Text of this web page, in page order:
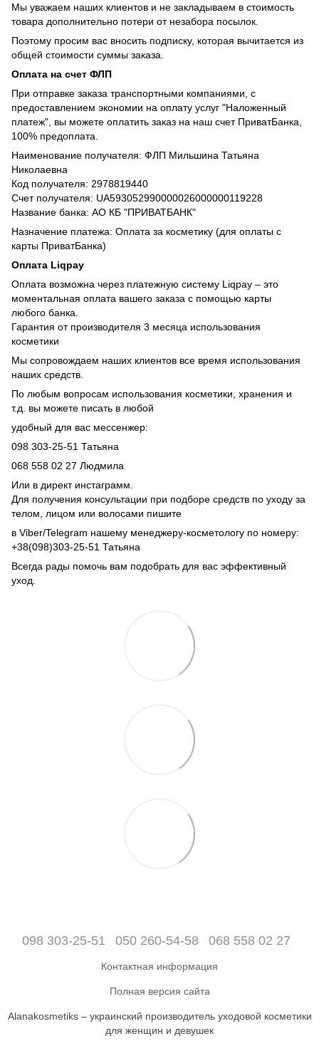
Мы уважаем наших клиентов и не закладываем в стоимость
товара дополнительно потери от незабора посылок.
Поэтому просим вас вносить подписку, которая вычитается из
общей стоимости суммы заказа.
Оплата на счет ФЛП
При отправке заказа транспортными компаниями, с
предоставлением экономии на оплату услуг "Наложенный
платеж", вы можете оплатить заказ на наш счет ПриватБанка,
100% предоплата.
Наименование получателя: ФЛП Мильшина Татьяна
Николаевна
Код получателя: 2978819440
Счет получателя: UA593052990000026000000119228
Название банка: АО КБ "ПРИВАТБАНК"
Назначение платежа: Оплата за косметику (для оплаты с
карты ПриватБанка)
Оплата Liqpay
Оплата возможна через платежную систему Liqpay – это
моментальная оплата вашего заказа с помощью карты
любого банка.
Гарантия от производителя 3 месяца использования
косметики
Мы сопровождаем наших клиентов все время использования
наших средств.
По любым вопросам использования косметики, хранения и
т.д. вы можете писать в любой
удобный для вас мессенжер:
098 303-25-51 Татьяна
068 558 02 27 Людмила
Или в директ инстаграмм.
Для получения консультации при подборе средств по уходу за
телом, лицом или волосами пишите
в Viber/Telegram нашему менеджеру-косметологу по номеру:
+38(098)303-25-51 Татьяна
Всегда рады помочь вам подобрать для вас эффективный
уход.
098 303-25-51 050 260-54-58 068 558 02 27
Контактная информация
Полная версия сайта
Alanakosmetiks – украинский производитель уходовой косметики
для женщин и девушек